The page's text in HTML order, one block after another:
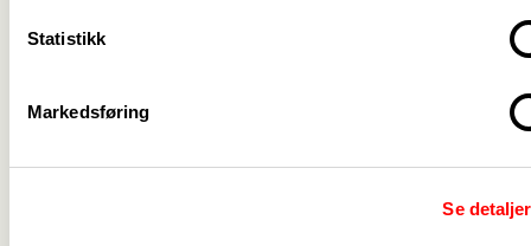
Statistikk
Markedsføring
Se detaljer